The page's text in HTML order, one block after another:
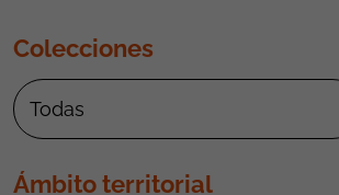
Colecciones
Ámbito territorial